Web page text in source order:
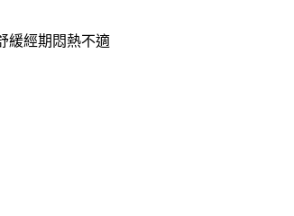
緩經期悶熱不適